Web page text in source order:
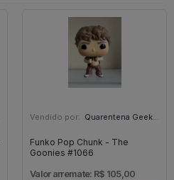
Vendido por: Quarentena Geek Store - SP
Funko Pop Chunk - The
Goonies #1066
Valor arremate: R$ 105,00